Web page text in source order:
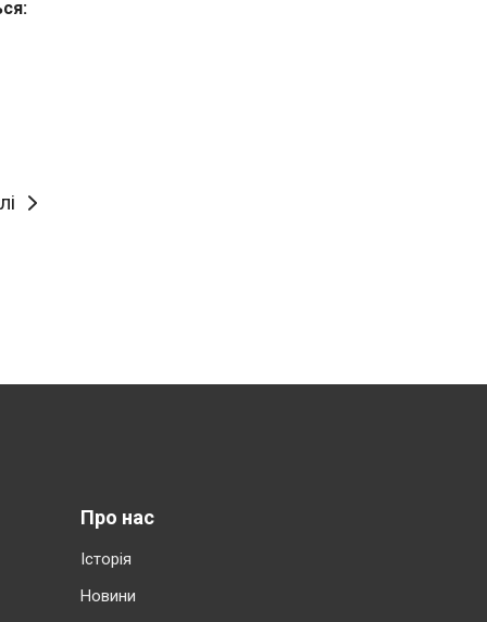
Про нас
Історія
Новини